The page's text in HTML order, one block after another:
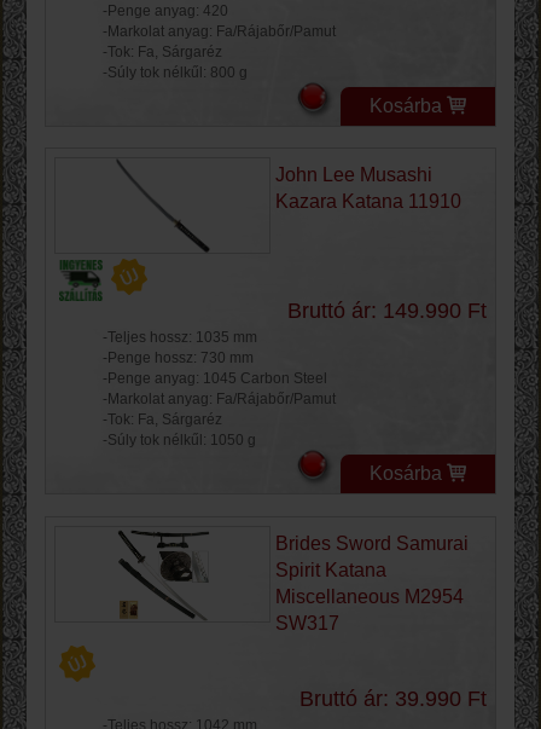
-Penge anyag: 420
-Markolat anyag: Fa/Rájabőr/Pamut
-Tok: Fa, Sárgaréz
-Súly tok nélkűl: 800 g
Kosárba
John Lee Musashi
Kazara Katana 11910
Bruttó ár: 149.990 Ft
-Teljes hossz: 1035 mm
-Penge hossz: 730 mm
-Penge anyag: 1045 Carbon Steel
-Markolat anyag: Fa/Rájabőr/Pamut
-Tok: Fa, Sárgaréz
-Súly tok nélkűl: 1050 g
Kosárba
Brides Sword Samurai
Spirit Katana
Miscellaneous M2954
SW317
Bruttó ár: 39.990 Ft
-Teljes hossz: 1042 mm